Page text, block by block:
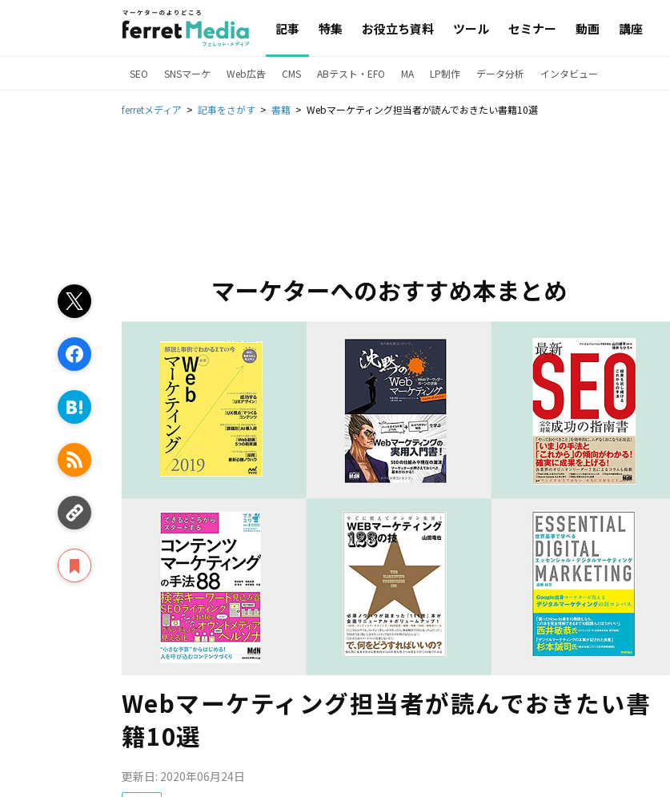
記事 特集 お役立ち資料 ツール セミナー 動画 講座
SEO SNSマーケ Web広告 CMS ABテスト・EFO MA LP制作 データ分析 インタビュー
ferretメディア 記事をさがす 書籍 Webマーケティング担当者が読んでおきたい書籍10選
Webマーケティング担当者が読んでおきたい書
籍10選
更新日: 2020年06月24日